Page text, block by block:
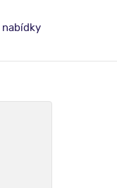
nabídky